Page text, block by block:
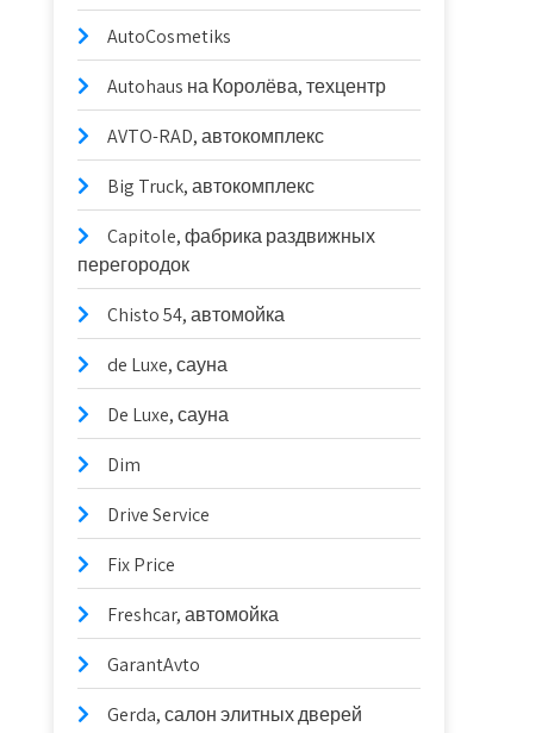
AutoCosmetiks
Autohaus на Королёва, техцентр
AVTO-RAD, автокомплекс
Big Truck, автокомплекс
Capitole, фабрика раздвижных
перегородок
Chisto 54, автомойка
de Luxe, сауна
De Luxe, сауна
Dim
Drive Service
Fix Price
Freshcar, автомойка
GarantAvto
Gerda, салон элитных дверей